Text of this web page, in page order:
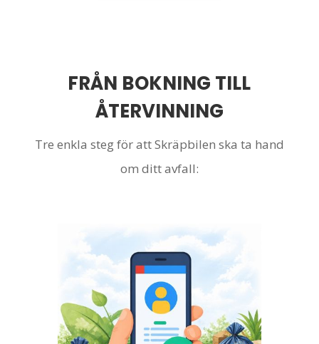
FRÅN BOKNING TILL
ÅTERVINNING
Tre enkla steg för att Skräpbilen ska ta hand
om ditt avfall: